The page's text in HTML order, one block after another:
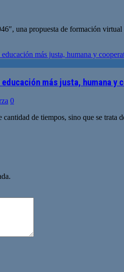
una propuesta de formación
más justa, humana y
0
cantidad de tiempos, sino que se